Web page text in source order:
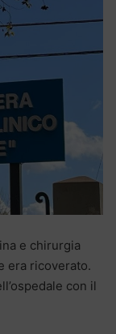
e chirurgia
era ricoverato.
con il